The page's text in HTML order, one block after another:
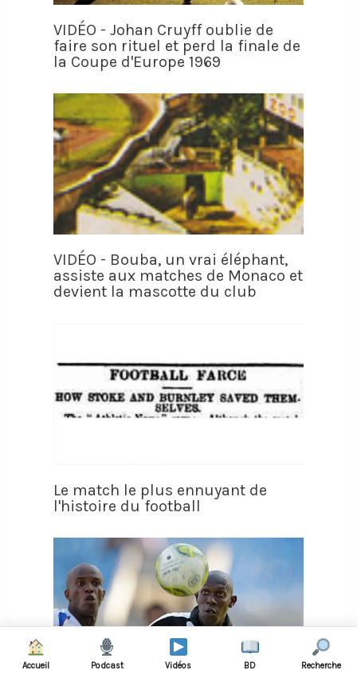
VIDÉO - Johan Cruyff oublie de
faire son rituel et perd la finale de
la Coupe d'Europe 1969
VIDÉO - Bouba, un vrai éléphant,
assiste aux matches de Monaco et
devient la mascotte du club
Le match le plus ennuyant de
l'histoire du football
Accueil Podcast Vidéos BD Recherche